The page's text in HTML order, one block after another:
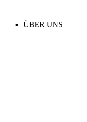
ÜBER UNS